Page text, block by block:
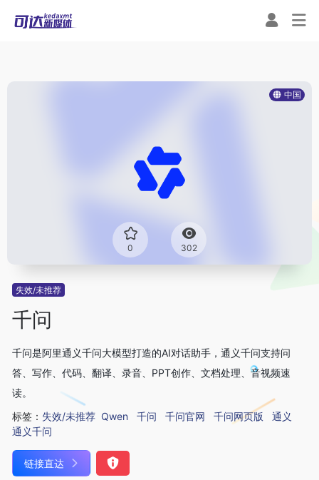
中国
0 302
失效/未推荐
千问
千问是阿里通义千问大模型打造的AI对话助手，通义千问支持问
答、写作、代码、翻译、录音、PPT创作、文档处理、音视频速
读。
标签： 失效/未推荐 Qwen 千问 千问官网 千问网页版
通义
通义千问
链接直达